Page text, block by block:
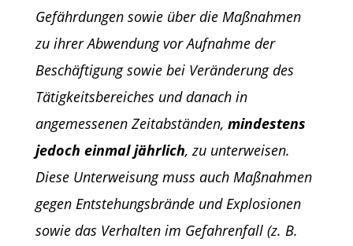
Gefährdungen sowie über die Maßnahmen
zu ihrer Abwendung vor Aufnahme der
Beschäftigung sowie bei Veränderung des
Tätigkeitsbereiches und danach in
angemessenen Zeitabständen, mindestens
jedoch einmal jährlich, zu unterweisen.
Diese Unterweisung muss auch Maßnahmen
gegen Entstehungsbrände und Explosionen
sowie das Verhalten im Gefahrenfall (z. B.